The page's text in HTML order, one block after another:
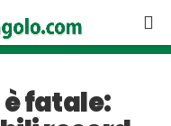
fatale: